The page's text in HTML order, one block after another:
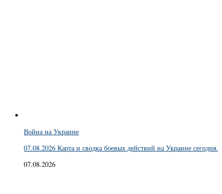
Война на Украине
07.08.2026 Карта и сводка боевых действий на Украине сегодня.
07.08.2026